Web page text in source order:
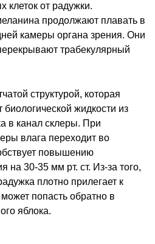
клеток от радужки.
продолжают плавать в
камеры органа зрения. Они
трабекулярный
структурой, которая
биологической жидкости из
в канал склеры. При
влага переходит во
повышению
на 30-35 мм рт. ст. Из-за того,
плотно прилегает к
попасть обратно в
яблока.